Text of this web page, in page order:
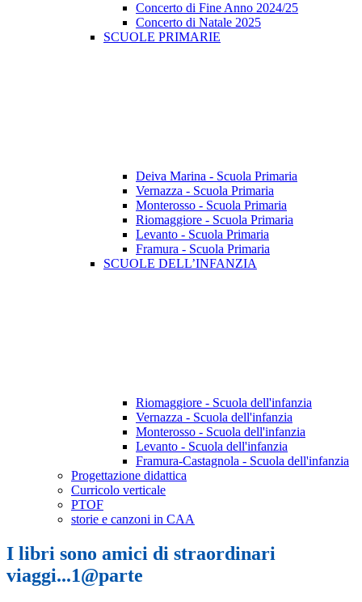
Concerto di Fine Anno 2024/25
Concerto di Natale 2025
SCUOLE PRIMARIE
Deiva Marina - Scuola Primaria
Vernazza - Scuola Primaria
Monterosso - Scuola Primaria
Riomaggiore - Scuola Primaria
Levanto - Scuola Primaria
Framura - Scuola Primaria
SCUOLE DELL’INFANZIA
Riomaggiore - Scuola dell'infanzia
Vernazza - Scuola dell'infanzia
Monterosso - Scuola dell'infanzia
Levanto - Scuola dell'infanzia
Framura-Castagnola - Scuola dell'infanzia
Progettazione didattica
Curricolo verticale
PTOF
storie e canzoni in CAA
I libri sono amici di straordinari
viaggi...1@parte